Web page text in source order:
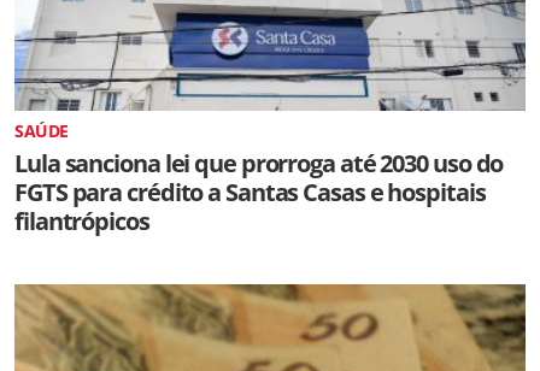
SAÚDE
Lula sanciona lei que prorroga até 2030 uso do
FGTS para crédito a Santas Casas e hospitais
filantrópicos